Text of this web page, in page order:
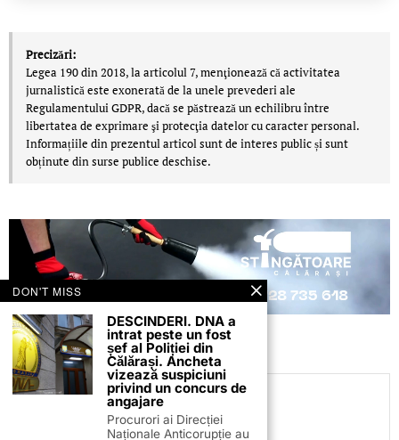
Precizări:
Legea 190 din 2018, la articolul 7, menţionează că activitatea
jurnalistică este exonerată de la unele prevederi ale
Regulamentului GDPR, dacă se păstrează un echilibru între
libertatea de exprimare şi protecţia datelor cu caracter personal.
Informațiile din prezentul articol sunt de interes public și sunt
obținute din surse publice deschise.
Daniel Mitrea
DON'T MISS
DESCINDERI. DNA a
intrat peste un fost
șef al Poliției din
Călărași. Ancheta
vizează suspiciuni
privind un concurs de
angajare
Procurori ai Direcției
Naționale Anticorupție au